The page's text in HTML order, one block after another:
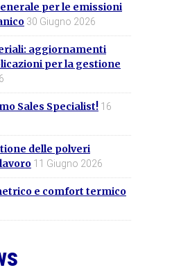
per le emissioni
30 Giugno 2026
aggiornamenti
per la gestione
Sales Specialist! 16
delle polveri
11 Giugno 2026
e comfort termico